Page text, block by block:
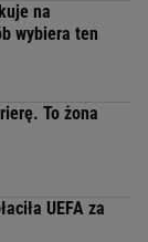
na
wybiera ten
To żona
UEFA za